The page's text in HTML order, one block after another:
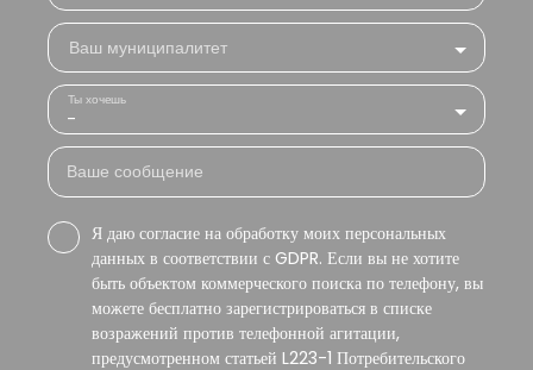
Ваш муниципалитет
-
Ты хочешь
Ваше сообщение
Я даю согласие на обработку моих персональных
данных в соответствии с GDPR. Если вы не хотите
быть объектом коммерческого поиска по телефону, вы
можете бесплатно зарегистрироваться в списке
возражений против телефонной агитации,
предусмотренном статьей L223-1 Потребительского